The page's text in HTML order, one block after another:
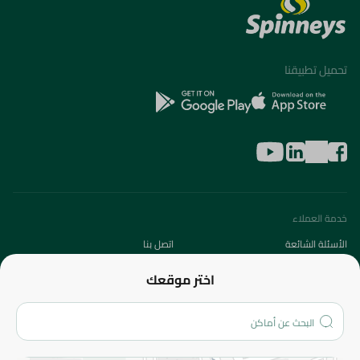
اختر موقعك
تحميل تطبيقنا
خدمة العملاء
الأسئلة الشائعة
اتصل بنا
من نحن؟
الفروع
المزيد